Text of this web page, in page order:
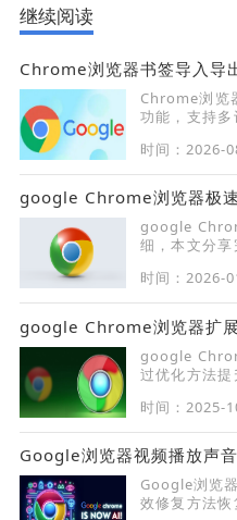
继续阅读
Chrome浏览器书签导入导
Chrome浏览
功能，支持
时间：2026-
google Chrome浏览器极
google
细，本文分
体验。
时间：2026-
google Chrome浏览器扩
google
过优化方法
时间：2025-
Google浏览器视频播放声
Google浏览
效修复方法